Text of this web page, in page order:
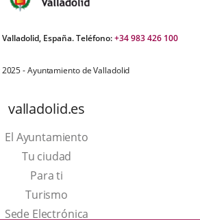
España. Teléfono:+34 983 426 100
- Ayuntamiento de Valladolid
valladolid.es
El Ayuntamiento
Tu ciudad
Para ti
TurismoEste
enlace
Sede Electrónica